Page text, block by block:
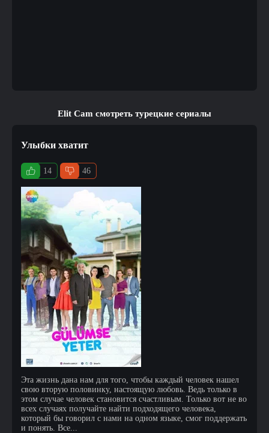
Elit Cam смотреть турецкие сериалы
Улыбки хватит
14 46
Эта жизнь дана нам для того, чтобы каждый человек нашел
свою вторую половинку, настоящую любовь. Ведь только в
этом случае человек становится счастливым. Только вот не во
всех случаях получайте найти подходящего человека,
который бы говорил с нами на одном языке, смог поддержать
и понять. Все...